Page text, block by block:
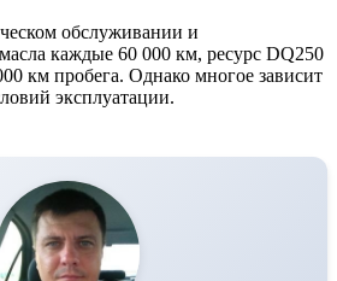
обслуживании и
каждые 60 000 км, ресурс DQ250
км пробега. Однако многое зависит
эксплуатации.